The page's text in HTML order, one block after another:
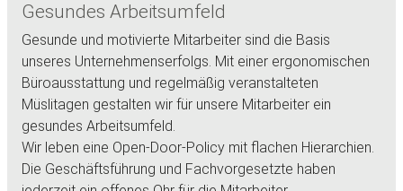
Gesundes Arbeitsumfeld
Gesunde und motivierte Mitarbeiter sind die Basis
unseres Unternehmenserfolgs. Mit einer ergonomischen
Büroausstattung und regelmäßig veranstalteten
Müslitagen gestalten wir für unsere Mitarbeiter ein
gesundes Arbeitsumfeld.
Wir leben eine Open-Door-Policy mit flachen Hierarchien.
Die Geschäftsführung und Fachvorgesetzte haben